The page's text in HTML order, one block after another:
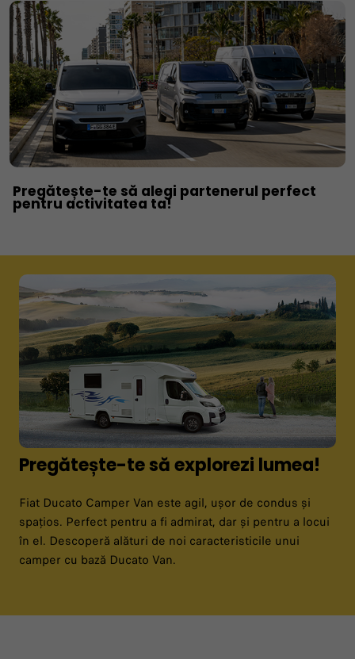
Pregătește-te să alegi partenerul perfect
pentru activitatea ta!
Pregătește-te să explorezi lumea!
Fiat Ducato Camper Van este agil, ușor de condus și
spațios. Perfect pentru a fi admirat, dar și pentru a locui
în el. Descoperă alături de noi caracteristicile unui
camper cu bază Ducato Van.